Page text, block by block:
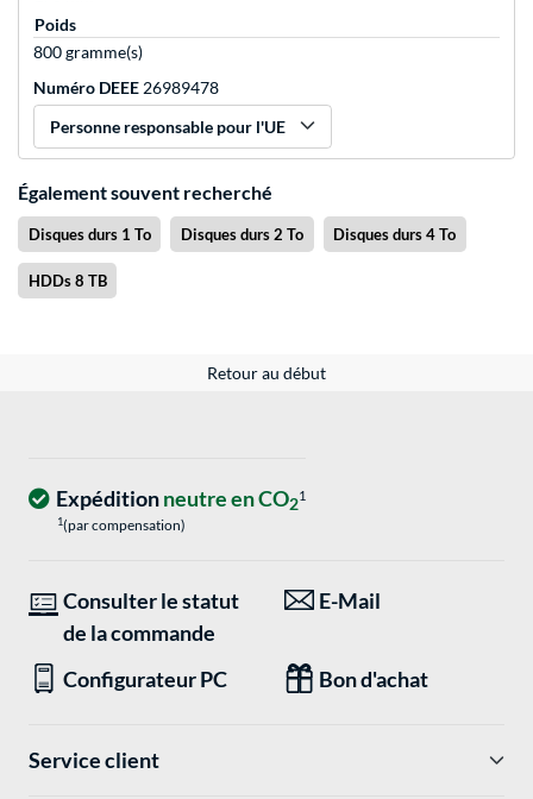
Poids
800 gramme(s)
Numéro DEEE 26989478
Personne responsable pour l'UE
Également souvent recherché
Disques durs 1 To Disques durs 2 To Disques durs 4 To
HDDs 8 TB
Retour au début
Expéditionneutre en CO21
1(par compensation)
Consulter le statut
de la commande
E-Mail
Configurateur PC Bon d'achat
Service client